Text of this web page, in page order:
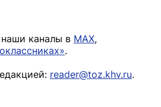
каналы в MAX,
.
reader@toz.khv.ru.